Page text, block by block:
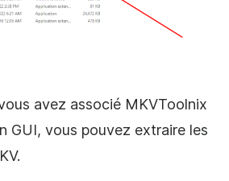
avez associé MKVToolnix
GUI, vous pouvez extraire les